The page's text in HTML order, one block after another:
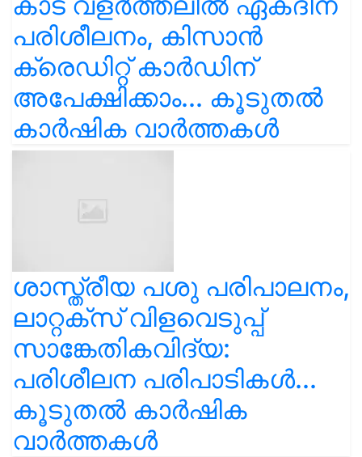
പരിശീലനം, കിസാൻ
ക്രെഡിറ്റ് കാർഡിന്
അപേക്ഷിക്കാം... കൂടുതൽ
കാർഷിക വാർത്തകൾ
ശാസ്ത്രീയ പശു പരിപാലനം,
ലാറ്റക്സ് വിളവെടുപ്പ്
സാങ്കേതികവിദ്യ:
പരിശീലന പരിപാടികൾ...
കൂടുതൽ കാർഷിക
വാർത്തകൾ